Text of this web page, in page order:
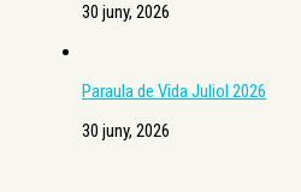
30 juny, 2026
Paraula de Vida Juliol 2026
30 juny, 2026